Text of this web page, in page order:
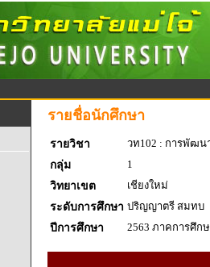
รายชื่อนักศึกษา
รายวิชา
วท102 : การพัฒน
กลุ่ม
1
วิทยาเขต
เชียงใหม่
ระดับการศึกษา ปริญญาตรี สมทบ
ปีการศึกษา
2563 ภาคการศึก